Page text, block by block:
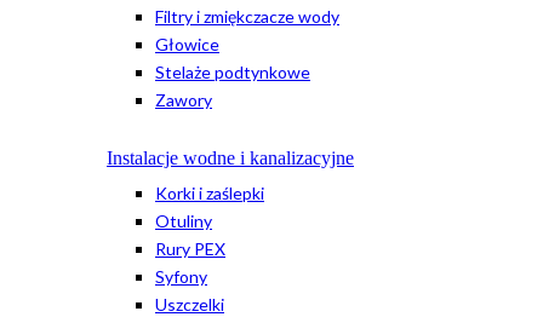
Filtry i zmiękczacze wody
Głowice
Stelaże podtynkowe
Zawory
Instalacje wodne i kanalizacyjne
Korki i zaślepki
Otuliny
Rury PEX
Syfony
Uszczelki